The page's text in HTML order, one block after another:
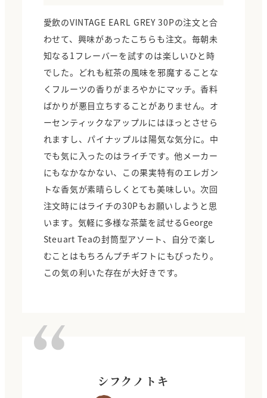
愛飲のVINTAGE EARL GREY 30Pの注文と合
わせて、興味があったこちらも注文。毎朝未
知なる1フレーバーを試すのは楽しいひと時
でした。どれも紅茶の風味を邪魔することな
くフルーツの香りがまろやかにマッチ。香料
ばかりが悪目立ちすることがありません。オ
ーセンティックなアップルにはほっとさせら
れますし、パイナップルは陽気な気分に。中
でも気に入ったのはライチです。他メーカー
にもなかなかない、この果実特有のエレガン
トな香気が素晴らしくとても美味しい。次回
注文時にはライチの30Pもお願いしようと思
います。気軽に多様な茶葉を試せるGeorge
Steuart Teaの封筒型アソート、自分で楽し
むことはもちろんプチギフトにもぴったり。
この気の利いた存在が大好きです。
シフクノトキ